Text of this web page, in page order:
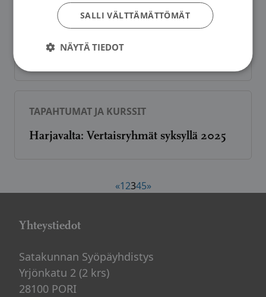
TAPAHTUMAT JA KURSSIT
TAPAHTUMAT JA KURSSIT
Harjavalta: Vertaisryhmät syksyllä 2025
Artikkelien
«12345»
Yhteystiedot
Satakunnan Syöpäyhdistys
Yrjönkatu 2 (2 krs)
28100 PORI
SALLI VÄLTTÄMÄTTÖMÄT
NÄYTÄ TIEDOT